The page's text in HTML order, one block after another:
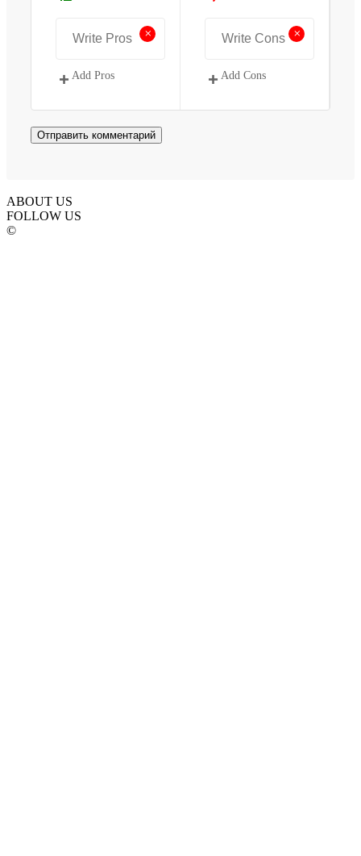
+
Add Pros
+
Add Cons
ABOUT US
FOLLOW US
©